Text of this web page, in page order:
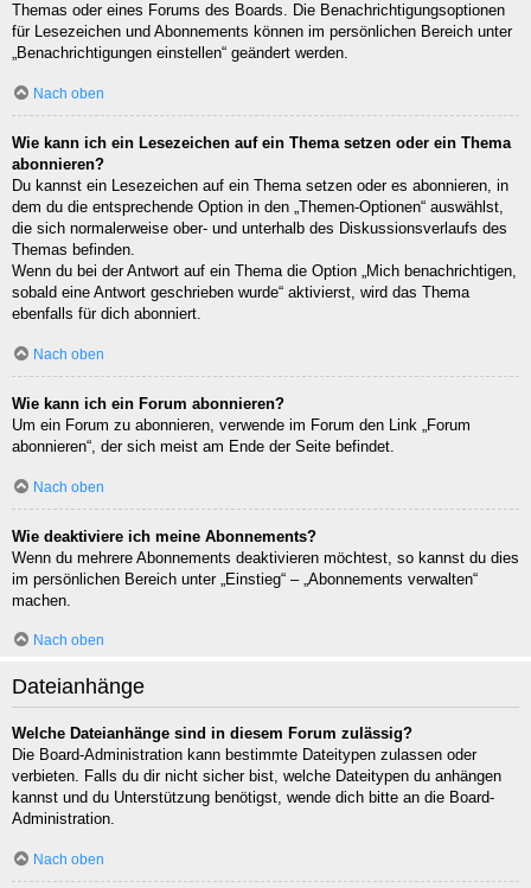
Themas oder eines Forums des Boards. Die Benachrichtigungsoptionen
für Lesezeichen und Abonnements können im persönlichen Bereich unter
„Benachrichtigungen einstellen“ geändert werden.
Nach oben
Wie kann ich ein Lesezeichen auf ein Thema setzen oder ein Thema
abonnieren?
Du kannst ein Lesezeichen auf ein Thema setzen oder es abonnieren, in
dem du die entsprechende Option in den „Themen-Optionen“ auswählst,
die sich normalerweise ober- und unterhalb des Diskussionsverlaufs des
Themas befinden.
Wenn du bei der Antwort auf ein Thema die Option „Mich benachrichtigen,
sobald eine Antwort geschrieben wurde“ aktivierst, wird das Thema
ebenfalls für dich abonniert.
Nach oben
Wie kann ich ein Forum abonnieren?
Um ein Forum zu abonnieren, verwende im Forum den Link „Forum
abonnieren“, der sich meist am Ende der Seite befindet.
Nach oben
Wie deaktiviere ich meine Abonnements?
Wenn du mehrere Abonnements deaktivieren möchtest, so kannst du dies
im persönlichen Bereich unter „Einstieg“ – „Abonnements verwalten“
machen.
Nach oben
Dateianhänge
Welche Dateianhänge sind in diesem Forum zulässig?
Die Board-Administration kann bestimmte Dateitypen zulassen oder
verbieten. Falls du dir nicht sicher bist, welche Dateitypen du anhängen
kannst und du Unterstützung benötigst, wende dich bitte an die Board-
Administration.
Nach oben